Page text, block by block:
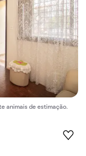
animais de estimação.